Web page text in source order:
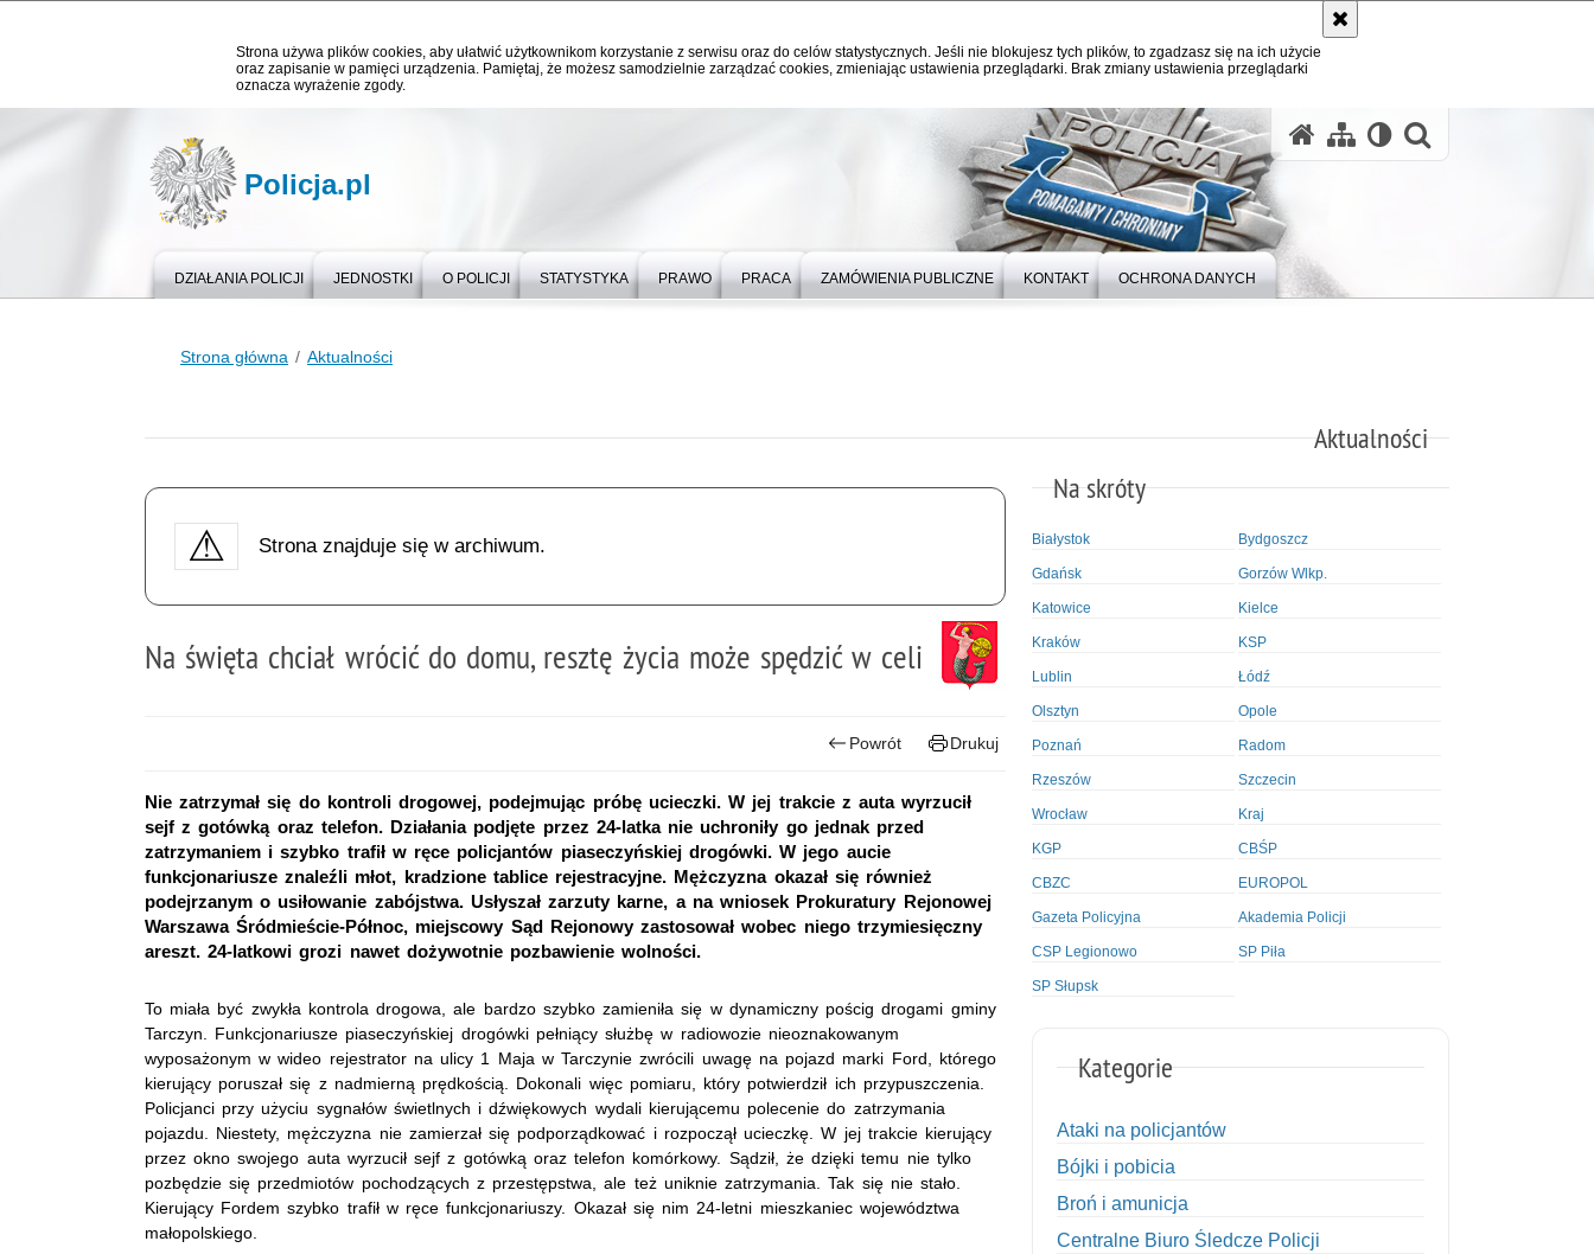
Strona używa plików cookies, aby ułatwić użytkownikom korzystanie z serwisu oraz do celów statystycznych. Jeśli nie blokujesz tych plików, to zgadzasz się na ich użycie
oraz zapisanie w pamięci urządzenia. Pamiętaj, że możesz samodzielnie zarządzać cookies, zmieniając ustawienia przeglądarki. Brak zmiany ustawienia przeglądarki
oznacza wyrażenie zgody.
Policja.pl
DZIAŁANIA POLICJI JEDNOSTKI O POLICJI STATYSTYKA PRAWO PRACA ZAMÓWIENIA PUBLICZNE KONTAKT OCHRONA DANYCH
Strona główna Aktualności
Aktualności
Strona znajduje się w archiwum.
Na święta chciał wrócić do domu, resztę życia może spędzić w celi
Powrót Drukuj
Nie zatrzymał się do kontroli drogowej, podejmując próbę ucieczki. W jej trakcie z auta wyrzucił
sejf z gotówką oraz telefon. Działania podjęte przez 24-latka nie uchroniły go jednak przed
zatrzymaniem i szybko trafił w ręce policjantów piaseczyńskiej drogówki. W jego aucie
funkcjonariusze znaleźli młot, kradzione tablice rejestracyjne. Mężczyzna okazał się również
podejrzanym o usiłowanie zabójstwa. Usłyszał zarzuty karne, a na wniosek Prokuratury Rejonowej
Warszawa Śródmieście-Północ, miejscowy Sąd Rejonowy zastosował wobec niego trzymiesięczny
areszt. 24-latkowi grozi nawet dożywotnie pozbawienie wolności.
To miała być zwykła kontrola drogowa, ale bardzo szybko zamieniła się w dynamiczny pościg drogami gminy
Tarczyn. Funkcjonariusze piaseczyńskiej drogówki pełniący służbę w radiowozie nieoznakowanym
wyposażonym w wideo rejestrator na ulicy 1 Maja w Tarczynie zwrócili uwagę na pojazd marki Ford, którego
kierujący poruszał się z nadmierną prędkością. Dokonali więc pomiaru, który potwierdził ich przypuszczenia.
Policjanci przy użyciu sygnałów świetlnych i dźwiękowych wydali kierującemu polecenie do zatrzymania
pojazdu. Niestety, mężczyzna nie zamierzał się podporządkować i rozpoczął ucieczkę. W jej trakcie kierujący
przez okno swojego auta wyrzucił sejf z gotówką oraz telefon komórkowy. Sądził, że dzięki temu nie tylko
pozbędzie się przedmiotów pochodzących z przestępstwa, ale też uniknie zatrzymania. Tak się nie stało.
Kierujący Fordem szybko trafił w ręce funkcjonariuszy. Okazał się nim 24-letni mieszkaniec województwa
małopolskiego.
Na skróty
Białystok Bydgoszcz
Gdańsk Gorzów Wlkp.
Katowice Kielce
Kraków KSP
Lublin Łódź
Olsztyn Opole
Poznań Radom
Rzeszów Szczecin
Wrocław Kraj
KGP CBŚP
CBZC EUROPOL
Gazeta Policyjna Akademia Policji
CSP Legionowo SP Piła
SP Słupsk
Kategorie
Ataki na policjantów
Bójki i pobicia
Broń i amunicja
Centralne Biuro Śledcze Policji